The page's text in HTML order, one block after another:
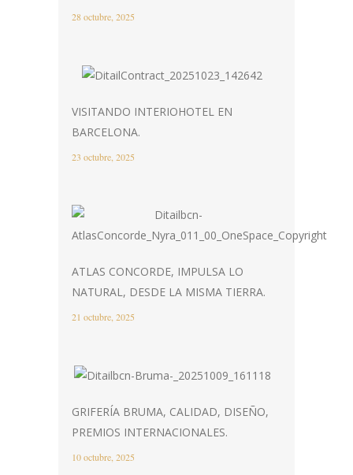
28 octubre, 2025
VISITANDO INTERIOHOTEL EN
BARCELONA.
23 octubre, 2025
ATLAS CONCORDE, IMPULSA LO
NATURAL, DESDE LA MISMA TIERRA.
21 octubre, 2025
GRIFERÍA BRUMA, CALIDAD, DISEÑO,
PREMIOS INTERNACIONALES.
10 octubre, 2025